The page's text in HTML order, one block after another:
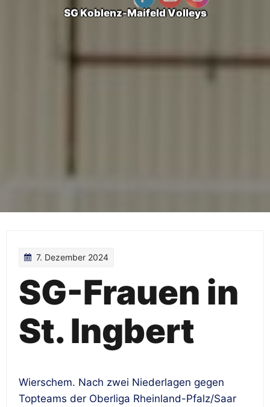
SGKoblenz-MaifeldVolleys
7. Dezember 2024
SG-Frauen in
St. Ingbert
Wierschem. Nach zwei Niederlagen gegen
Topteams der Oberliga Rheinland-Pfalz/Saar